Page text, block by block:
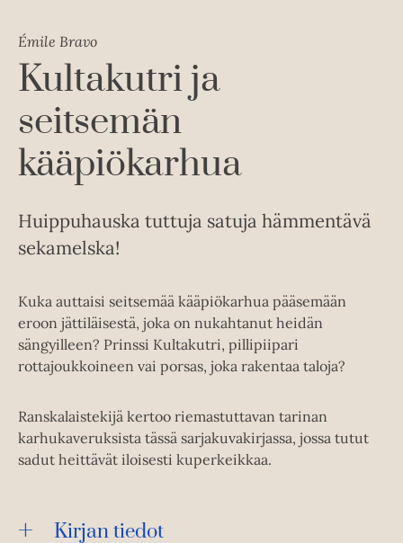
Émile Bravo
Kultakutri ja
seitsemän
kääpiökarhua
Huippuhauska tuttuja satuja hämmentävä
sekamelska!
Kuka auttaisi seitsemää kääpiökarhua pääsemään
eroon jättiläisestä, joka on nukahtanut heidän
sängyilleen? Prinssi Kultakutri, pillipiipari
rottajoukkoineen vai porsas, joka rakentaa taloja?
Ranskalaistekijä kertoo riemastuttavan tarinan
karhukaveruksista tässä sarjakuvakirjassa, jossa tutut
sadut heittävät iloisesti kuperkeikkaa.
Kirjan tiedot